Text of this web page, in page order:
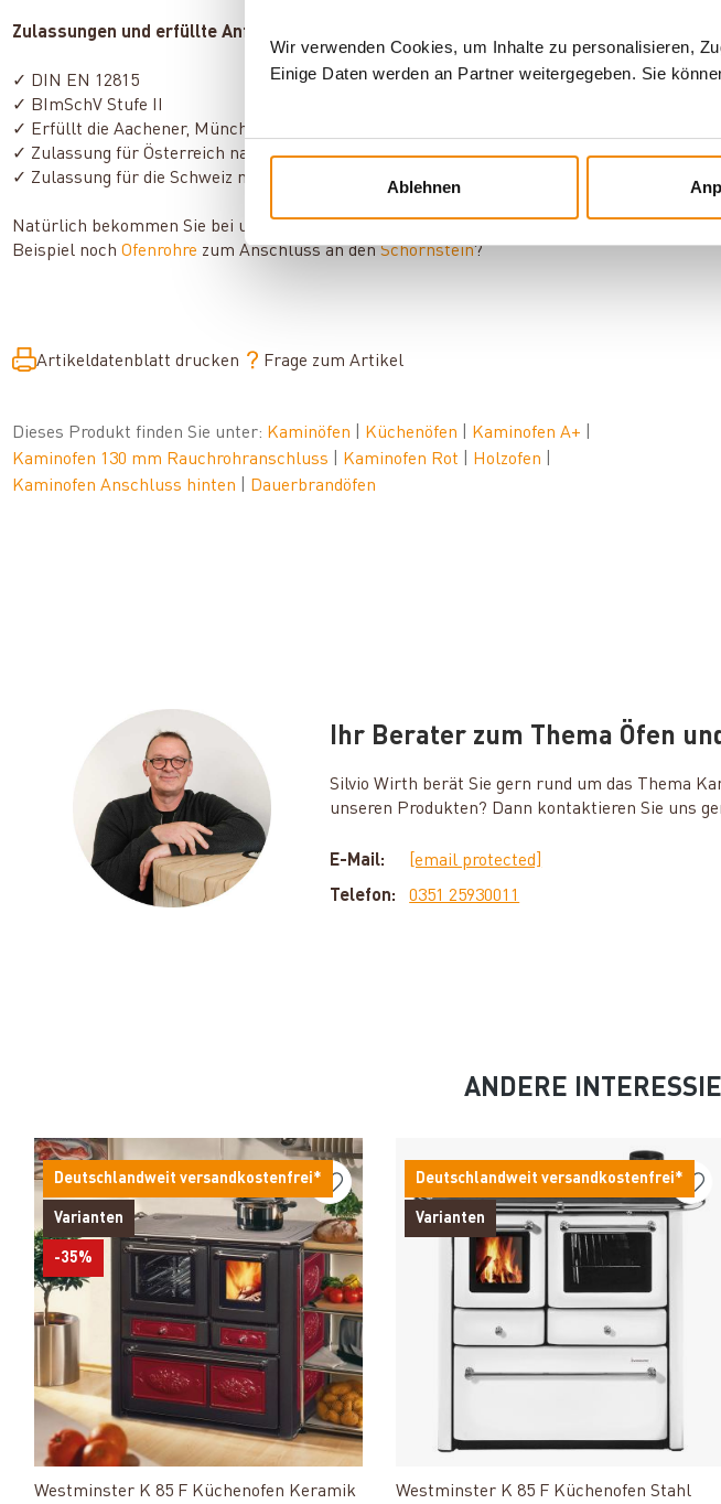
Wir verwenden Cookies, um Inhalte zu personalisieren,
Einige Daten werden an Partner weitergegeben. Sie
Ablehnen
Zulassungen und erfüllte Anforderungen:
✓ DIN EN 12815
✓ BImSchV Stufe II
✓ Erfüllt die Aachener, Münchener und Regensburger Anforderungen
✓ Zulassung für Österreich nach 15a B-VG
✓ Zulassung für die Schweiz nach VKF
Natürlich bekommen Sie bei uns auch alle wichtigen Zubehör-Teile für Ihren
Beispiel nochOfenrohre zum Anschluss an denSchornstein?
Artikeldatenblatt drucken Frage zum Artikel
Dieses Produkt finden Sie unter: Kaminöfen Küchenöfen Kaminofen A+
Kaminofen 130 mm Rauchrohranschluss
Kaminofen Rot Holzofen
Kaminofen Anschluss hinten
Dauerbrandöfen
Ihr Berater zum Thema Öfen
Silvio Wirth berät Sie gern rund um das Thema
unseren Produkten? Dann kontaktieren Sie uns
E-Mail:
[email protected]
Telefon:
0351 25930011
ANDERE
Deutschlandweit versandkostenfrei*
Varianten
-35%
Produkt ansehen
Westminster K 85 F Küchenofen Keramik
Deutschlandweit versandkostenfrei*
Varianten
Produkt ansehen
Westminster K 85 F Küchenofen Stahl